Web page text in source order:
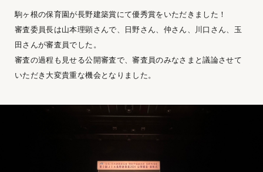
駒ヶ根の保育園が長野建築賞にて優秀賞をいただきました！
審査委員長は山本理顕さんで、日野さん、仲さん、川口さん、玉
田さんが審査員でした。
審査の過程も見せる公開審査で、審査員のみなさまと議論させて
いただき大変貴重な機会となりました。